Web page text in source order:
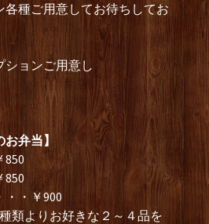
各種ご用意してお待ちしてお
ションご用意し
お弁当】
850
850
・・￥900
類よりお好きな２～４品を